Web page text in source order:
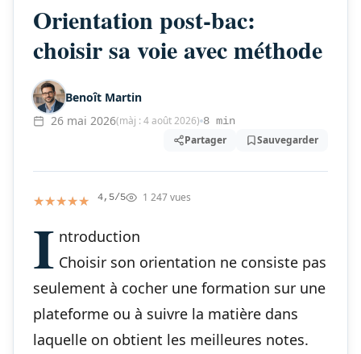
Orientation post-bac:
choisir sa voie avec méthode
Benoît Martin
26 mai 2026(màj : 4 août 2026) 8 min
Partager Sauvegarder
★★★★★
★★★★★ 4,5/5 1 247 vues
I ntroduction
Choisir son orientation ne consiste pas
seulement à cocher une formation sur une
plateforme ou à suivre la matière dans
laquelle on obtient les meilleures notes.